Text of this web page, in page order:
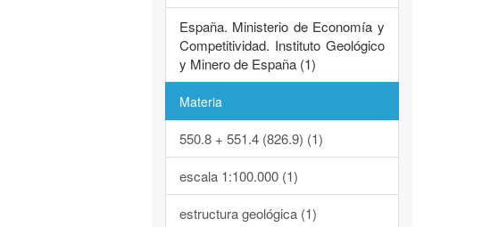
España. Ministerio de Economía y
Competitividad. Instituto Geológico
y Minero de España (1)
Materia
550.8 + 551.4 (826.9) (1)
escala 1:100.000 (1)
estructura geológica (1)